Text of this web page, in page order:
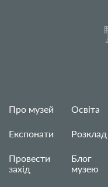
Про музей
Експонати
Провести
захід
Освіта
Розклад
Блог
музею